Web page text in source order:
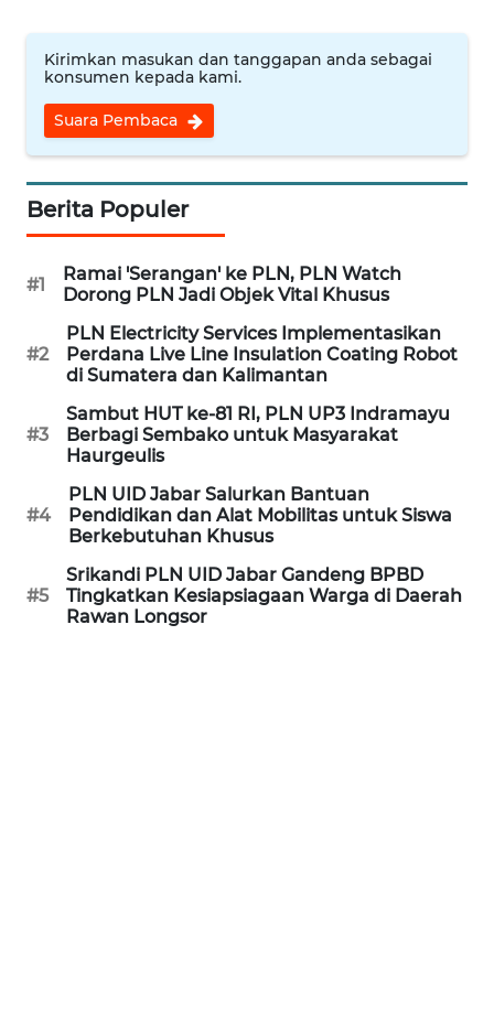
Kirimkan masukan dan tanggapan anda sebagai
konsumen kepada kami.
Suara Pembaca
Berita Populer
#1
Ramai 'Serangan' ke PLN, PLN Watch
Dorong PLN Jadi Objek Vital Khusus
#2
PLN Electricity Services Implementasikan
Perdana Live Line Insulation Coating Robot
di Sumatera dan Kalimantan
#3
Sambut HUT ke-81 RI, PLN UP3 Indramayu
Berbagi Sembako untuk Masyarakat
Haurgeulis
#4
PLN UID Jabar Salurkan Bantuan
Pendidikan dan Alat Mobilitas untuk Siswa
Berkebutuhan Khusus
#5
Srikandi PLN UID Jabar Gandeng BPBD
Tingkatkan Kesiapsiagaan Warga di Daerah
Rawan Longsor
WN
SULBAR
WN
BABEL
WN
SUMBAR
WN
SUMSEL
WN
BENGKULU
WN
LAMPUNG
WN
JATENG